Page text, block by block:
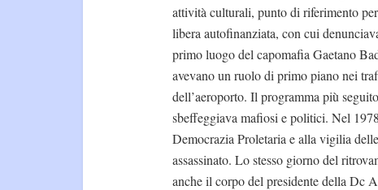
attività culturali, punto di riferimento
libera autofinanziata, con cui
primo luogo del capomafia Gaetano
avevano un ruolo di primo piano nei
dell’aeroporto. Il programma più
sbeffeggiava mafiosi e politici. Nel
Democrazia Proletaria e alla vigilia
assassinato. Lo stesso giorno del
anche il corpo del presidente della Dc